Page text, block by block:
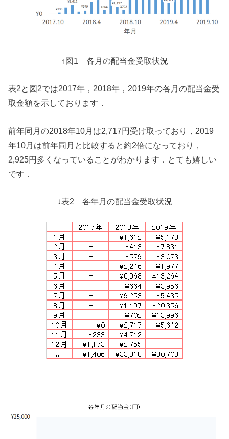
↑図1 各月の配当金受取状況
表2と図2では2017年，2018年，2019年の各月の配当金受
取金額を示しております．
前年同月の2018年10月は2,717円受け取っており，2019
年10月は前年同月と比較すると約2倍になっており，
2,925円多くなっていることがわかります．とても嬉しい
です．
↓表2 各年月の配当金受取状況